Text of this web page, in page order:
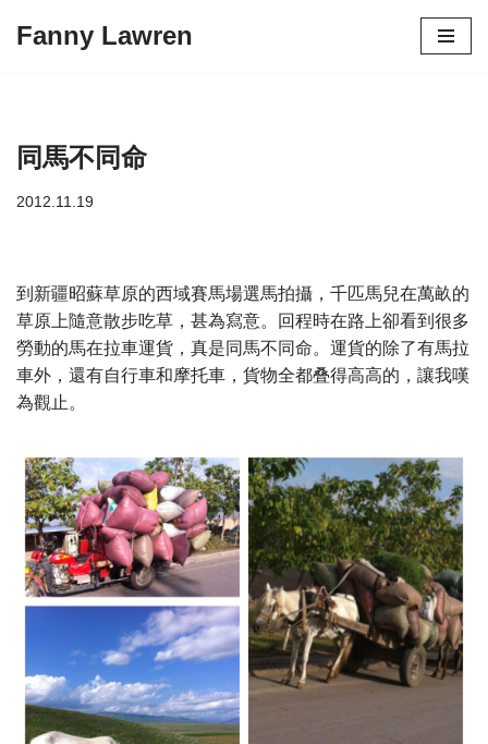
Fanny Lawren
同馬不同命
2012.11.19
到新疆昭蘇草原的西域賽馬場選馬拍攝，千匹馬兒在萬畝的
草原上隨意散步吃草，甚為寫意。回程時在路上卻看到很多
勞動的馬在拉車運貨，真是同馬不同命。運貨的除了有馬拉
車外，還有自行車和摩托車，貨物全都叠得高高的，讓我嘆
為觀止。